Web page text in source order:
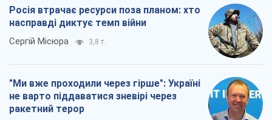
Росія втрачає ресурси поза планом: хто
насправді диктує темп війни
Сергій Місюра 3,8 т.
"Ми вже проходили через гірше": Україні
не варто піддаватися зневірі через
ракетний терор